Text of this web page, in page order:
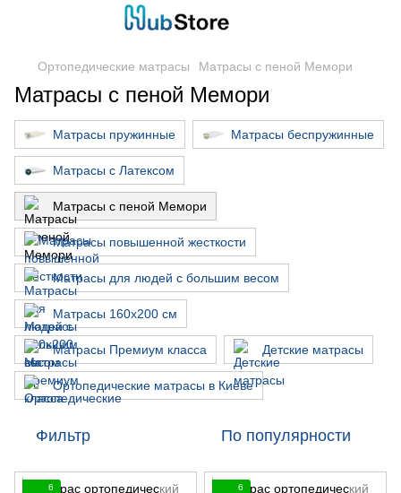
Ортопедические матрасы Матрасы с пеной Мемори
Матрасы с пеной Мемори
Матрасы пружинные Матрасы беспружинные
Матрасы с Латексом
Матрасы с пеной Мемори
Матрасы повышенной жесткости
Матрасы для людей с большим весом
Матрасы 160х200 см
Матрасы Премиум класса Детские матрасы
Ортопедические матрасы в Киеве
Фильтр По популярности
6
6